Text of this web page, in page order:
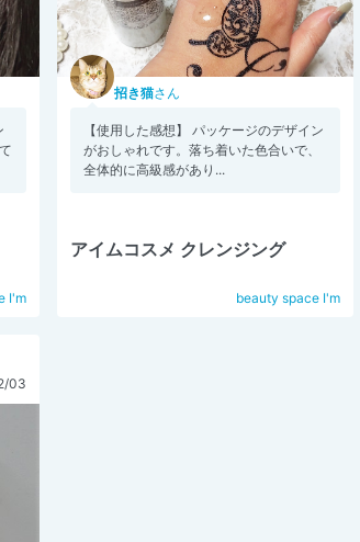
I'm
招き猫さん
【使用した感想】 パッケージのデザイン
がおしゃれです。落ち着いた色合いで、
全体的に高級感があり...
アイムコスメ クレンジング
beauty space I'm
03